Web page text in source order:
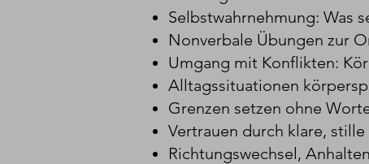
Selbstwahrnehmung: Was
Nonverbale Übungen zur
Umgang mit Konflikten:
Alltagssituationen
Grenzen setzen ohne
Vertrauen durch klare,
Richtungswechsel,